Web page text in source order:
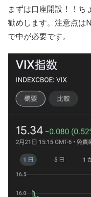
まずは口座開設！！ち
勧めします。注意点は
で中が必要です。